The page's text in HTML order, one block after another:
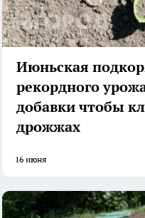
Июньская
рекордного
добавки чтобы
дрожжах
16 июня